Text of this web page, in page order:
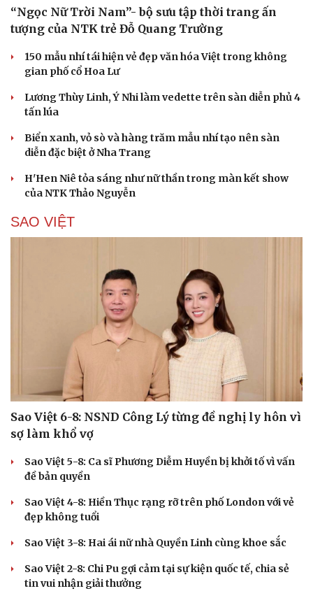
“Ngọc Nữ Trời Nam”- bộ sưu tập thời trang ấn
tượng của NTK trẻ Đỗ Quang Trường
150 mẫu nhí tái hiện vẻ đẹp văn hóa Việt trong không
gian phố cổ Hoa Lư
Lương Thùy Linh, Ý Nhi làm vedette trên sàn diễn phủ 4
tấn lúa
Biển xanh, vỏ sò và hàng trăm mẫu nhí tạo nên sàn
diễn đặc biệt ở Nha Trang
H'Hen Niê tỏa sáng như nữ thần trong màn kết show
của NTK Thảo Nguyễn
SAO VIỆT
Sao Việt 6-8: NSND Công Lý từng đề nghị ly hôn vì
sợ làm khổ vợ
Sao Việt 5-8: Ca sĩ Phương Diễm Huyền bị khởi tố vì vấn
đề bản quyền
Sao Việt 4-8: Hiền Thục rạng rỡ trên phố London với vẻ
đẹp không tuổi
Sao Việt 3-8: Hai ái nữ nhà Quyền Linh cùng khoe sắc
Sao Việt 2-8: Chi Pu gợi cảm tại sự kiện quốc tế, chia sẻ
tin vui nhận giải thưởng